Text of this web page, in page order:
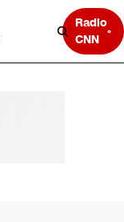
Radio
CNN